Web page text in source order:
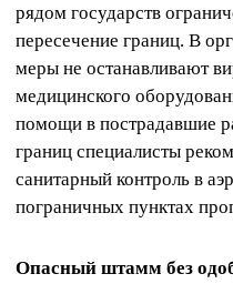
рядом государств
пересечение границ. В
меры не останавливают
медицинского
помощи в пострадавшие
границ специалисты
санитарный контроль в
пограничных пунктах
Опасный штамм без